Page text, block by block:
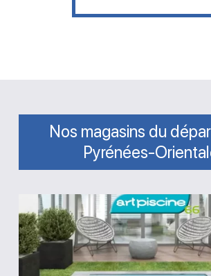
Nos magasins du
Pyrénées-
Magasin
Art
Piscine